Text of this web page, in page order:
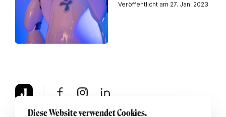
Veröffentlicht am 27. Jan. 2023
Diese Website verwendet Cookies.